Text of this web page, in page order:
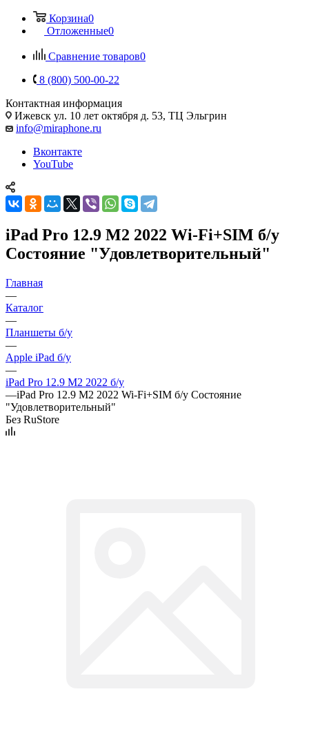
Корзина0
Отложенные0
Сравнение товаров0
8 (800) 500-00-22
Контактная информация
Ижевск ул. 10 лет октября д. 53, ТЦ Эльгрин
info@miraphone.ru
Вконтакте
YouTube
iPad Pro 12.9 M2 2022 Wi-Fi+SIM б/у
Состояние "Удовлетворительный"
Главная
—
Каталог
—
Планшеты б/у
—
Apple iPad б/у
—
iPad Pro 12.9 M2 2022 б/у
—iPad Pro 12.9 M2 2022 Wi-Fi+SIM б/у Состояние
"Удовлетворительный"
Без RuStore